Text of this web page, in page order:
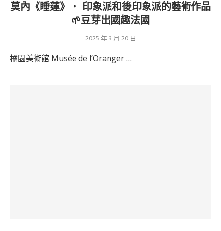
莫內《睡蓮》‧ 印象派和後印象派的藝術作品
🌱豆芽出國趣法國
2025 年 3 月 20 日
橘園美術館 Musée de l’Oranger …